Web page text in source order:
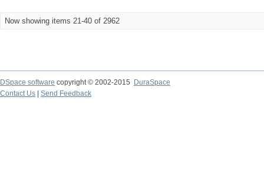
Now showing items 21-40 of 2962
DSpace software copyright © 2002-2015
DuraSpace
Contact Us
Send Feedback